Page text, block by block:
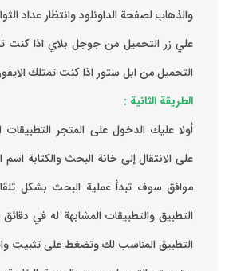
والذهاب لصفحة الداونلود وانتظار عداد
علي زر التحميل من جوجل بلاي اذا كنت
التحميل من ابل ستور اذا كنت تمتلك
الطريقة الثانية :
‏أولا عليك الدخول على المتجر
على الانتقال إلى خانة البحث والكتابة
موافق ‏سوف تبدأ عملية البحث بشكل
التطبيق والتطبيقات المشابهة له في
التطبيق المناسب لك وتضغط على تثبيت